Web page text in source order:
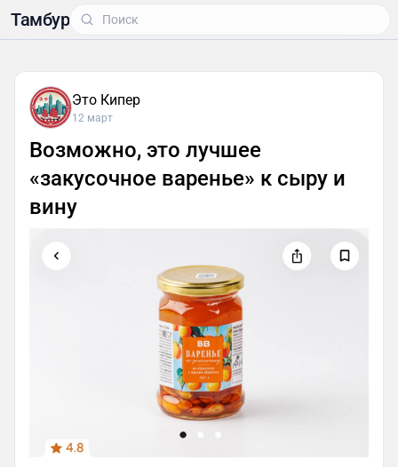
Тамбур
Это Кипер
12 март
Возможно, это лучшее
«закусочное варенье» к сыру и
вину